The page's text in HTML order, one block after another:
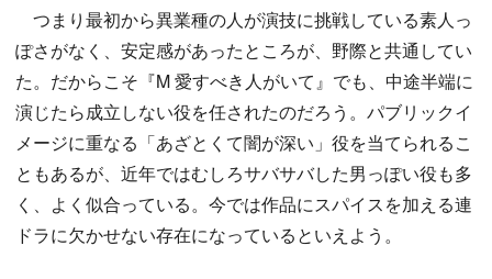
つまり最初から異業種の人が演技に挑戦している素人っ
ぽさがなく、安定感があったところが、野際と共通してい
た。だからこそ『M 愛すべき人がいて』でも、中途半端に
演じたら成立しない役を任されたのだろう。パブリックイ
メージに重なる「あざとくて闇が深い」役を当てられるこ
ともあるが、近年ではむしろサバサバした男っぽい役も多
く、よく似合っている。今では作品にスパイスを加える連
ドラに欠かせない存在になっているといえよう。